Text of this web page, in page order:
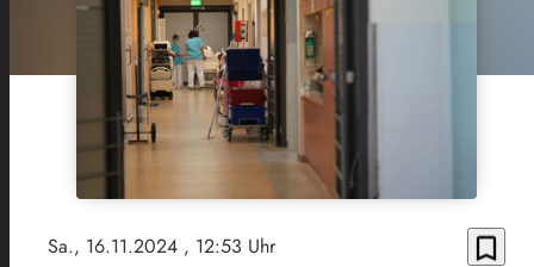
Sa., 16.11.2024 , 12:53 Uhr bookmark_border